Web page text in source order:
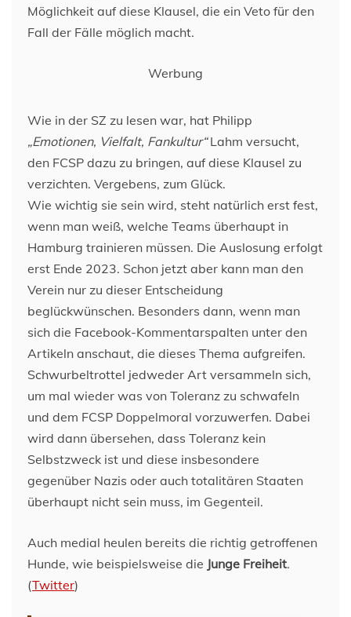
Möglichkeit auf diese Klausel, die ein Veto für den
Fall der Fälle möglich macht.
Werbung
Wie in der SZ zu lesen war, hat Philipp
„Emotionen, Vielfalt, Fankultur“Lahm versucht,
den FCSP dazu zu bringen, auf diese Klausel zu
verzichten. Vergebens, zum Glück.
Wie wichtig sie sein wird, steht natürlich erst fest,
wenn man weiß, welche Teams überhaupt in
Hamburg trainieren müssen. Die Auslosung erfolgt
erst Ende 2023. Schon jetzt aber kann man den
Verein nur zu dieser Entscheidung
beglückwünschen. Besonders dann, wenn man
sich die Facebook-Kommentarspalten unter den
Artikeln anschaut, die dieses Thema aufgreifen.
Schwurbeltrottel jedweder Art versammeln sich,
um mal wieder was von Toleranz zu schwafeln
und dem FCSP Doppelmoral vorzuwerfen. Dabei
wird dann übersehen, dass Toleranz kein
Selbstzweck ist und diese insbesondere
gegenüber Nazis oder auch totalitären Staaten
überhaupt nicht sein muss, im Gegenteil.
Auch medial heulen bereits die richtig getroffenen
Hunde, wie beispielsweise die Junge Freiheit.
(Twitter)